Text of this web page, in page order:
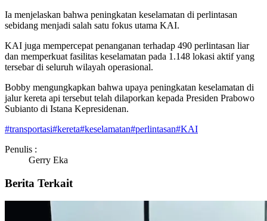
Ia menjelaskan bahwa peningkatan keselamatan di perlintasan
sebidang menjadi salah satu fokus utama KAI.
KAI juga mempercepat penanganan terhadap 490 perlintasan liar
dan memperkuat fasilitas keselamatan pada 1.148 lokasi aktif yang
tersebar di seluruh wilayah operasional.
Bobby mengungkapkan bahwa upaya peningkatan keselamatan di
jalur kereta api tersebut telah dilaporkan kepada Presiden Prabowo
Subianto di Istana Kepresidenan.
#transportasi#kereta#keselamatan#perlintasan#KAI
Penulis :
Gerry Eka
Berita Terkait